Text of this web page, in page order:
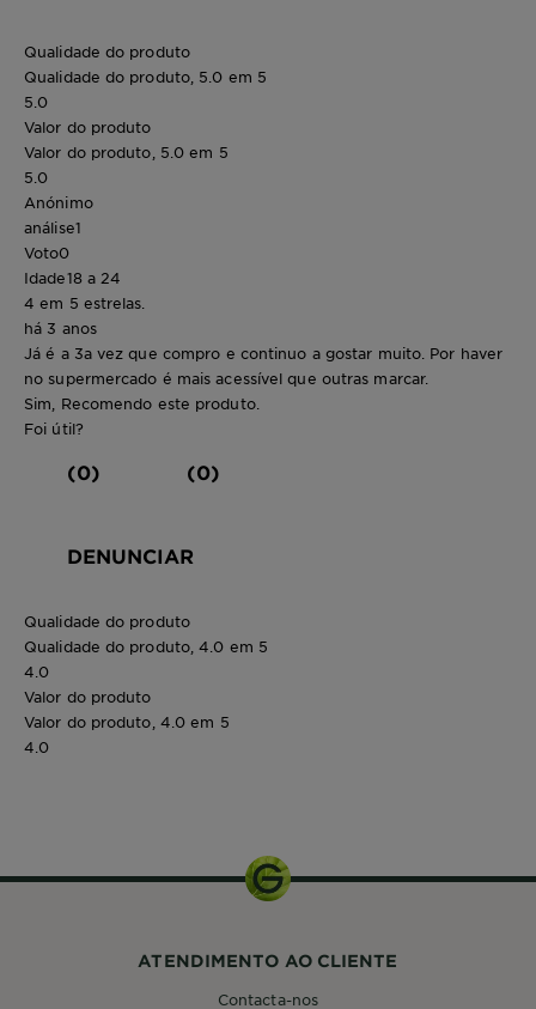
Qualidade do produto
Qualidade do produto, 5.0 em 5
5.0
Valor do produto
Valor do produto, 5.0 em 5
5.0
Anónimo
análise1
Voto0
Idade18 a 24
4 em 5 estrelas.
há 3 anos
Já é a 3a vez que compro e continuo a gostar muito. Por haver
no supermercado é mais acessível que outras marcar.
Sim, Recomendo este produto.
Foi útil?
(0) (0)
DENUNCIAR
Qualidade do produto
Qualidade do produto, 4.0 em 5
4.0
Valor do produto
Valor do produto, 4.0 em 5
4.0
ATENDIMENTO AO CLIENTE
Contacta-nos